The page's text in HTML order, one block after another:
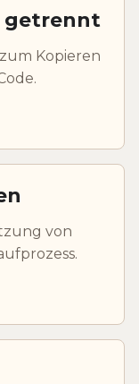
getrennt
Kopieren
von